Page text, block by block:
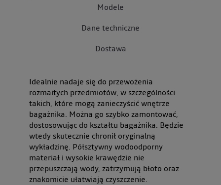
Modele
Dane techniczne
Dostawa
Idealnie nadaje się do przewożenia
rozmaitych przedmiotów, w szczególności
takich, które mogą zanieczyścić wnętrze
bagażnika. Można go szybko zamontować,
dostosowując do kształtu bagażnika. Będzie
wtedy skutecznie chronił oryginalną
wykładzinę. Półsztywny wodoodporny
materiał i wysokie krawędzie nie
przepuszczają wody, zatrzymują błoto oraz
znakomicie ułatwiają czyszczenie.